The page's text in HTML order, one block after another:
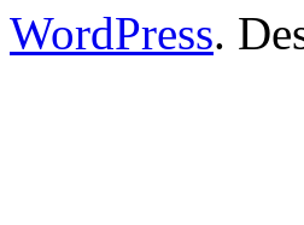
WordPress.